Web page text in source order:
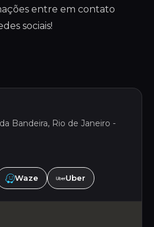
entre em contato
sociais!
Bandeira, Rio de Janeiro -
Waze Uber